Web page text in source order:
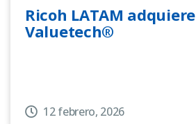
Ricoh LATAM adquiere
Valuetech®
12 febrero, 2026